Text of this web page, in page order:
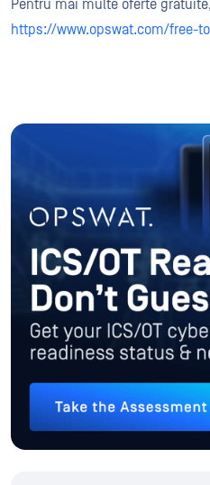
Pentru mai multe oferte
https://www.opswat.com/free-